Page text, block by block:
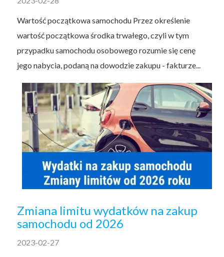
Wartość początkowa samochodu Przez określenie
wartość początkowa środka trwałego, czyli w tym
przypadku samochodu osobowego rozumie się cenę
jego nabycia, podaną na dowodzie zakupu - fakturze...
Zmiana limitu wydatków na zakup
samochodu od 2026
2023-02-27